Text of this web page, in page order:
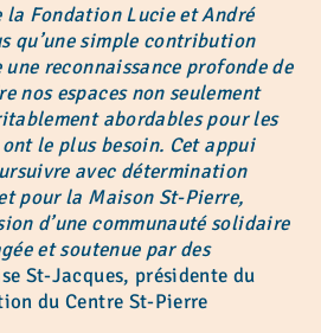
la Fondation Lucie et André
qu’une simple contribution
reconnaissance profonde de
nos espaces non seulement
abordables pour les
le plus besoin. Cet appui
avec détermination
pour la Maison St-Pierre,
d’une communauté solidaire
et soutenue par des
St-Jacques, présidente du
du Centre St-Pierre